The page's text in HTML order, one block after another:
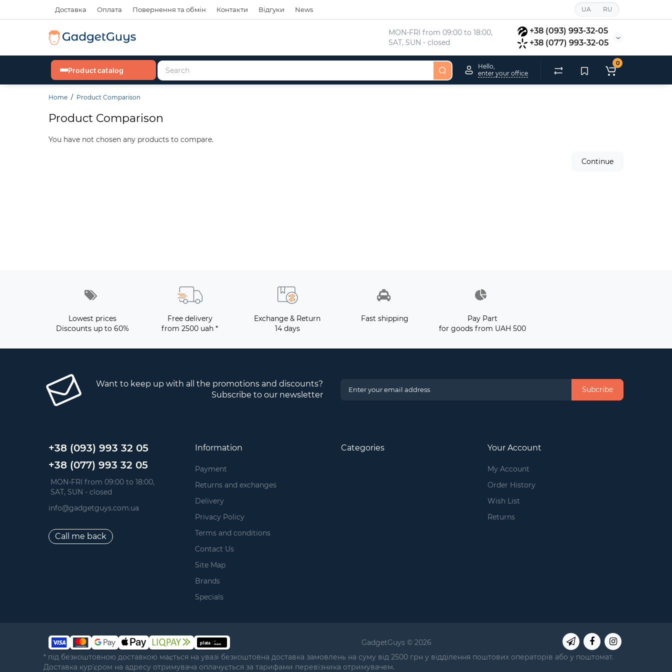
Доставка Оплата Повернення та обмін Контакти Відгуки News UA RU
MON-FRI from 09:00 to 18:00,
SAT, SUN - closed
+38 (093) 993-32-05
+38 (077) 993-32-05
Product catalog
Hello,
enter your office
0
Home Product Comparison
Product Comparison
You have not chosen any products to compare.
Continue
Lowest prices
Discounts up to 60%
Free delivery
from 2500 uah *
Exchange & Return
14 days
Fast shipping
Pay Part
for goods from UAH 500
Want to keep up with all the promotions and discounts?
Subscribe to our newsletter
Subcribe
+38 (093) 993 32 05
+38 (077) 993 32 05
MON-FRI from 09:00 to 18:00,
SAT, SUN - closed
info@gadgetguys.com.ua
Call me back
Information
Payment
Returns and exchanges
Delivery
Privacy Policy
Terms and conditions
Contact Us
Site Map
Brands
Specials
Categories Your Account
My Account
Order History
Wish List
Returns
GadgetGuys © 2026
* під безкоштовною доставкою мається на увазі безкоштовна доставка замовлень на суму від 2500 грн у відділення поштових операторів або у поштомат.
Доставка курʼєром на адресу отримувача оплачується за тарифами перевізника отримувачем.